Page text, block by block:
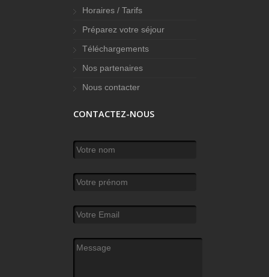
Horaires / Tarifs
Préparez votre séjour
Téléchargements
Nos partenaires
Nous contacter
CONTACTEZ-NOUS
Votre nom
Votre prénom
Votre Email
Message